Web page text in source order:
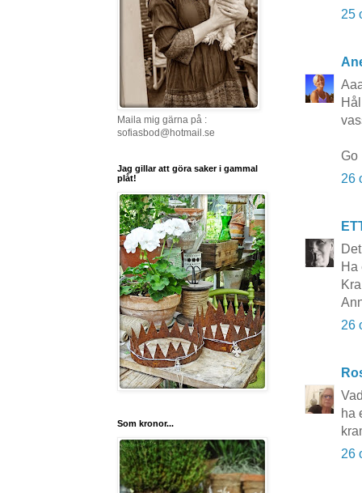
25
Go
26
Ha
26
ha
26
Maila mig gärna på :
sofiasbod@hotmail.se
Jag gillar att göra saker i gammal
plåt!
Som kronor...